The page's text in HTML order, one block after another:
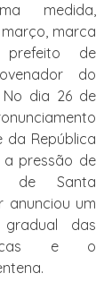
medida,
marca
de
do
No dia 26 de
da República
pressão de
de Santa
anunciou um
das
e o